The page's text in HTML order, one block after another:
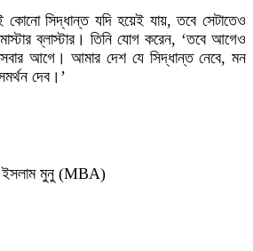
সিদ্ধান্ত যদি হয়েই যায়, তবে সেটাতেও
ব্লাস্টার। তিনি যোগ করেন, ‘তবে আগেও
আগে। আমার দেশ যে সিদ্ধান্ত নেবে, মন
দেব।’
ইসলাম মুনু (MBA)